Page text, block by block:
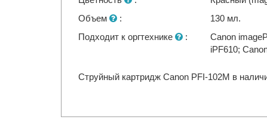
Объем
:
130 мл.
Подходит к оргтехнике
:
Canon
iPF610;
Струйный картридж Canon PFI-102M в